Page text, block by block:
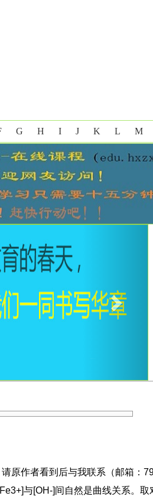
G H I J K L M
原作者看到后与我联系（邮箱：
与[OH-]间自然是曲线关系。